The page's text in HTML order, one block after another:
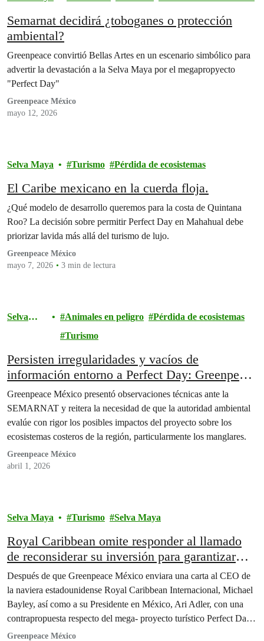
Semarnat decidirá ¿toboganes o protección
ambiental?
Greenpeace convirtió Bellas Artes en un escenario simbólico para
advertir la devastación a la Selva Maya por el megapropyecto
"Perfect Day"
Greenpeace México
mayo 12, 2026
Selva Maya Turismo Pérdida de ecosistemas
El Caribe mexicano en la cuerda floja.
¿Qué modelo de desarrollo queremos para la costa de Quintana
Roo? La decisión sobre permitir Perfect Day en Mahahual debe
priorizar lavida más allá del turismo de lujo.
Greenpeace México
mayo 7, 2026
3 min de lectura
Selva
Animales en peligro
Pérdida de ecosistemas
Turismo
Persisten irregularidades y vacíos de
información entorno a Perfect Day: Greenpeace
México.
Greenpeace México presentó observaciones técnicas ante la
SEMARNAT y reitera la necesidad de que la autoridad ambiental
evalúe con rigor los posibles impactos del proyecto sobre los
ecosistemas costeros de la región, particularmente los manglares.
Greenpeace México
abril 1, 2026
Selva Maya Turismo Selva Maya
Royal Caribbean omite responder al llamado
de reconsiderar su inversión para garantizar
una selva y un arrecife vivos.
Después de que Greenpeace México enviara una carta al CEO de
la naviera estadounidense Royal Caribbean Internacional, Michael
Bayley, así como a su Presidente en México, Ari Adler, con una
contrapropuesta respecto del mega- proyecto turístico Perfect Day
en Mahahual, la naviera emitió su respuesta.
Greenpeace México